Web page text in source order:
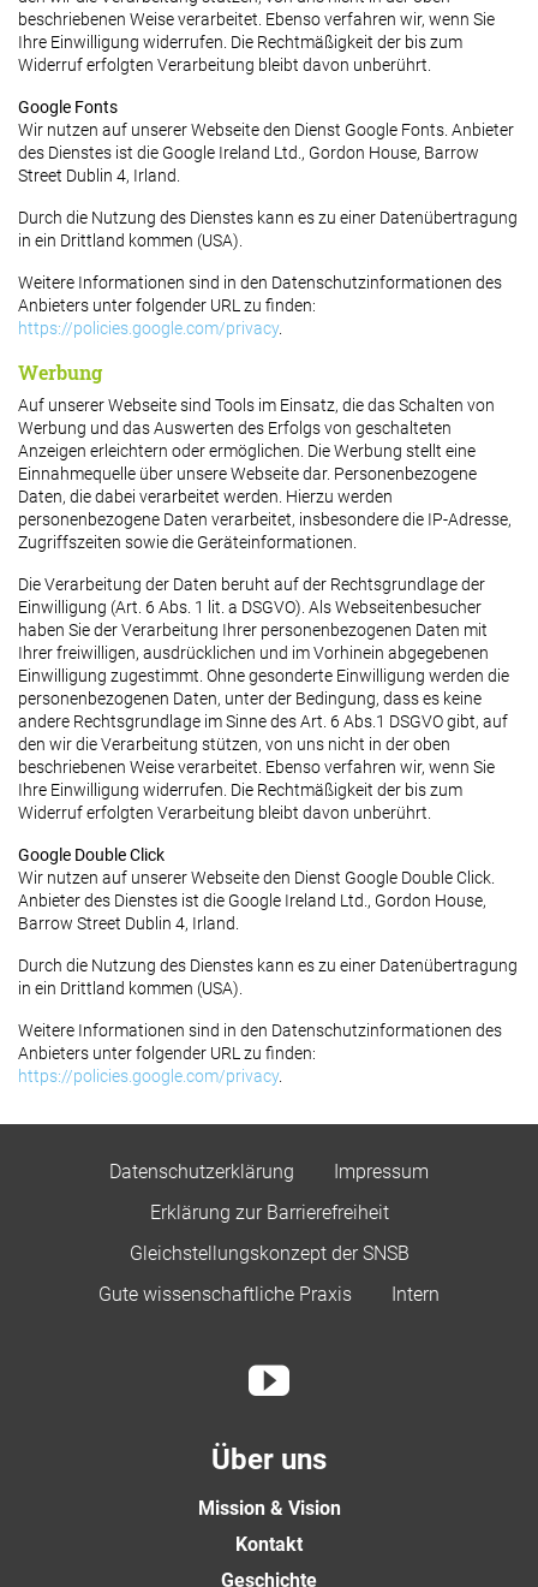
beschriebenen Weise verarbeitet. Ebenso verfahren wir, wenn Sie
Ihre Einwilligung widerrufen. Die Rechtmäßigkeit der bis zum
Widerruf erfolgten Verarbeitung bleibt davon unberührt.
Google Fonts
Wir nutzen auf unserer Webseite den Dienst Google Fonts. Anbieter
des Dienstes ist die Google Ireland Ltd., Gordon House, Barrow
Street Dublin 4, Irland.
Durch die Nutzung des Dienstes kann es zu einer Datenübertragung
in ein Drittland kommen (USA).
Weitere Informationen sind in den Datenschutzinformationen des
Anbieters unter folgender URL zu finden:
https://policies.google.com/privacy.
Werbung
Auf unserer Webseite sind Tools im Einsatz, die das Schalten von
Werbung und das Auswerten des Erfolgs von geschalteten
Anzeigen erleichtern oder ermöglichen. Die Werbung stellt eine
Einnahmequelle über unsere Webseite dar. Personenbezogene
Daten, die dabei verarbeitet werden. Hierzu werden
personenbezogene Daten verarbeitet, insbesondere die IP-Adresse,
Zugriffszeiten sowie die Geräteinformationen.
Die Verarbeitung der Daten beruht auf der Rechtsgrundlage der
Einwilligung (Art. 6 Abs. 1 lit. a DSGVO). Als Webseitenbesucher
haben Sie der Verarbeitung Ihrer personenbezogenen Daten mit
Ihrer freiwilligen, ausdrücklichen und im Vorhinein abgegebenen
Einwilligung zugestimmt. Ohne gesonderte Einwilligung werden die
personenbezogenen Daten, unter der Bedingung, dass es keine
andere Rechtsgrundlage im Sinne des Art. 6 Abs.1 DSGVO gibt, auf
den wir die Verarbeitung stützen, von uns nicht in der oben
beschriebenen Weise verarbeitet. Ebenso verfahren wir, wenn Sie
Ihre Einwilligung widerrufen. Die Rechtmäßigkeit der bis zum
Widerruf erfolgten Verarbeitung bleibt davon unberührt.
Google Double Click
Wir nutzen auf unserer Webseite den Dienst Google Double Click.
Anbieter des Dienstes ist die Google Ireland Ltd., Gordon House,
Barrow Street Dublin 4, Irland.
Durch die Nutzung des Dienstes kann es zu einer Datenübertragung
in ein Drittland kommen (USA).
Weitere Informationen sind in den Datenschutzinformationen des
Anbieters unter folgender URL zu finden:
https://policies.google.com/privacy.
Datenschutzerklärung
Impressum
Erklärung zur Barrierefreiheit
Gleichstellungskonzept der SNSB
Gute wissenschaftliche Praxis
Intern
Über uns
Mission & Vision
Kontakt
Geschichte